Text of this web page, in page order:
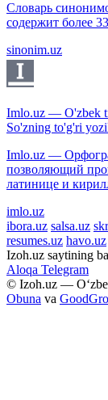
Словарь
содержит более
sinonim.uz
Imlo.uz — O'zbek
So'zning to'g'ri
Imlo.uz —
позволяющий
латинице и
imlo.uz
ibora.uz salsa.uz
resumes.uz havo.uz
Izoh.uz saytining
Aloqa Telegram
© Izoh.uz —
Obuna va